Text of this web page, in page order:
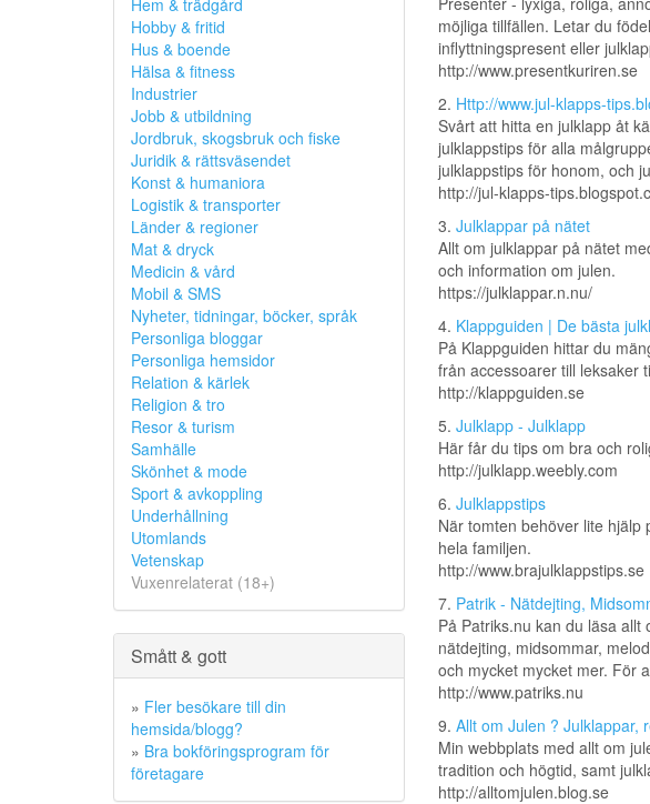
Hem & trädgård
Hobby & fritid
Hus & boende
Hälsa & fitness
Industrier
Jobb & utbildning
Jordbruk, skogsbruk och fiske
Juridik & rättsväsendet
Konst & humaniora
Logistik & transporter
Länder & regioner
Mat & dryck
Medicin & vård
Mobil & SMS
Nyheter, tidningar, böcker, språk
Personliga bloggar
Personliga hemsidor
Relation & kärlek
Religion & tro
Resor & turism
Samhälle
Skönhet & mode
Sport & avkoppling
Underhållning
Utomlands
Vetenskap
Vuxenrelaterat (18+)
Smått & gott
» Fler besökare till din
hemsida/blogg?
» Bra bokföringsprogram för
företagare
möjliga tillfällen. Letar du
inflyttningspresent eller
http://www.presentkuriren.se
2. Http://www.jul-klapps-
Svårt att hitta en julklapp åt
julklappstips för alla
julklappstips för honom, och
http://jul-klapps-
3. Julklappar på nätet
Allt om julklappar på nätet
och information om julen.
https://julklappar.n.nu/
4. Klappguiden | De bästa
På Klappguiden hittar du
från accessoarer till leksaker
http://klappguiden.se
5. Julklapp - Julklapp
Här får du tips om bra och
http://julklapp.weebly.com
6. Julklappstips
När tomten behöver lite hjälp
hela familjen.
http://www.brajulklappstips.se
7. Patrik - Nätdejting,
På Patriks.nu kan du läsa
nätdejting, midsommar,
och mycket mycket mer. För
http://www.patriks.nu
9. Allt om Julen ? Julklappar,
Min webbplats med allt om
tradition och högtid, samt
http://alltomjulen.blog.se